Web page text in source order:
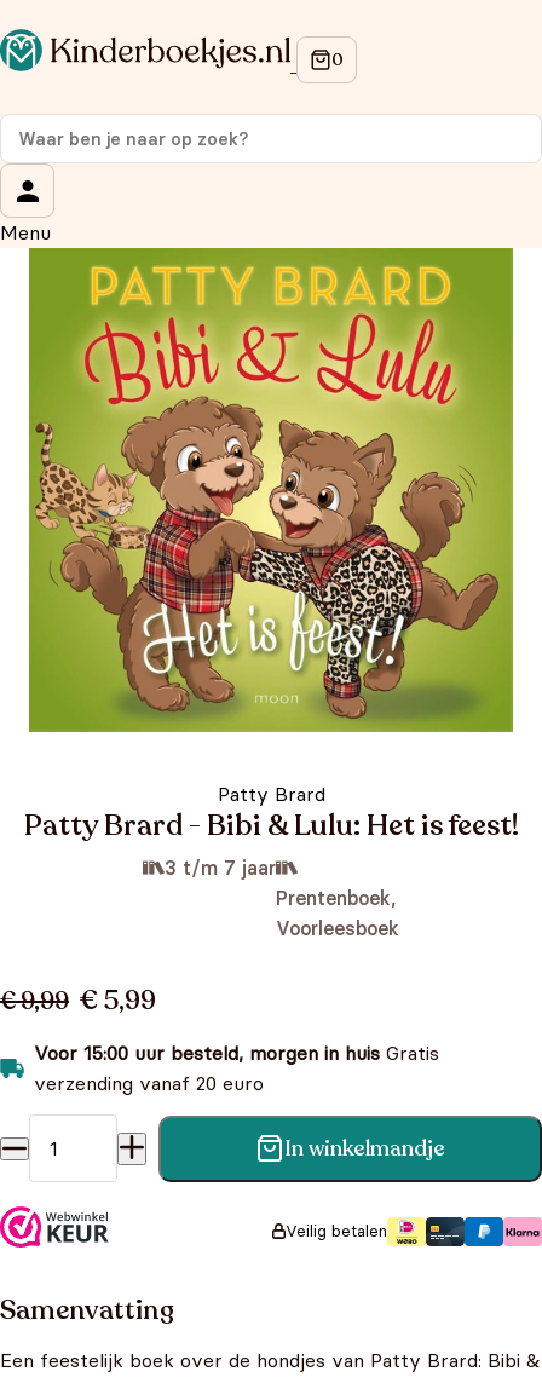
Menu
Patty Brard
Patty Brard - Bibi & Lulu: Het is feest!
3 t/m 7 jaar
Prentenboek,
Voorleesboek
€ 9,99 € 5,99
Voor 15:00 uur besteld, morgen in huis Gratis
verzending vanaf 20 euro
Patty Brard - Bibi & Lulu: Het is feest! aantal
In winkelmandje
Veilig betalen
Samenvatting
Een feestelijk boek over de hondjes van Patty Brard: Bibi &
Op de hoogte blijven van onze acties?
Meld je aan voor onze nieuwsbrief en ontvang
korting
Wat is je voornaam?
Wat is je e-mailadres?*
Aanmelden
We gebruiken je gegevens om contact op te nemen, in
overeenstemming met ons
privacybeleid.